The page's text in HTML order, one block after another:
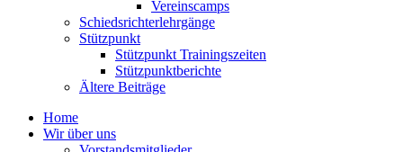
Vereinscamps
Schiedsrichterlehrgänge
Stützpunkt
Stützpunkt Trainingszeiten
Stützpunktberichte
Ältere Beiträge
Home
Wir über uns